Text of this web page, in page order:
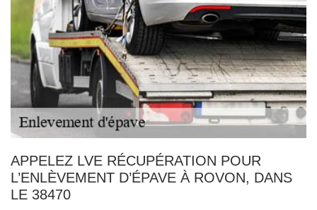
APPELEZ LVE RÉCUPÉRATION POUR
L’ENLÈVEMENT D’ÉPAVE À ROVON, DANS
LE 38470